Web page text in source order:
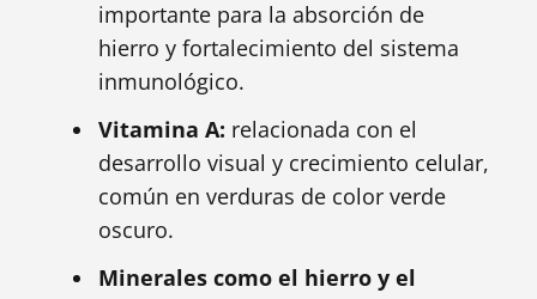
importante para la absorción de
hierro y fortalecimiento del sistema
inmunológico.
Vitamina A: relacionada con el
desarrollo visual y crecimiento celular,
común en verduras de color verde
oscuro.
Minerales como el hierro y el